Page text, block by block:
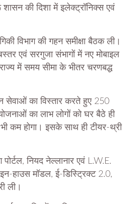
की दिशा में इलेक्ट्रॉनिक्स एवं
विभाग की गहन समीक्षा बैठक ली।
एवं सरगुजा संभागों में नए मोबाइल
में समय सीमा के भीतर चरणबद्ध
सेवाओं का विस्तार करते हुए 250
का लाभ लोगों को घर बैठे ही
कम होगा। इसके साथ ही टीयर-थ्री
नियद नेल्लानार एवं L.W.E.
हाउस मॉडल, ई-डिस्ट्रिक्ट 2.0,
ली।